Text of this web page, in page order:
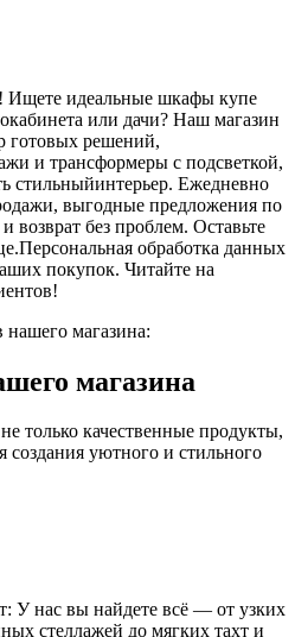
идеальные шкафы купе
или дачи? Наш магазин
готовых решений,
и трансформеры с подсветкой,
стильныйинтерьер. Ежедневно
выгодные предложения по
возврат без проблем. Оставьте
обработка данных
покупок. Читайте на
нашего магазина:
магазина
только качественные продукты,
создания уютного и стильного
У нас вы найдете всё — от узких
стеллажей до мягких тахт и